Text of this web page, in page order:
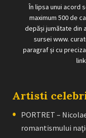
În lipsa unui acord
maximum 500 de
depăși jumătate din
sursei www.
paragraf și cu
Artisti
PORTRET –
romantismului